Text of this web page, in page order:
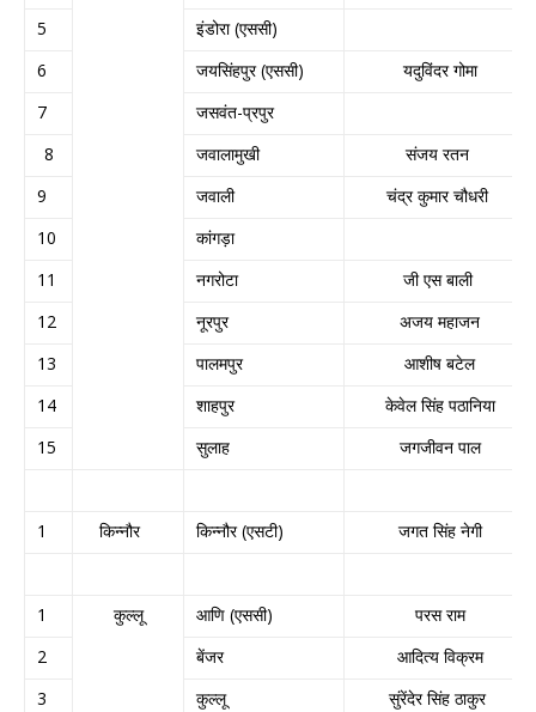
5
इंडोरा (एससी)
6
जयसिंहपुर (एससी)
यदुविंदर गोमा
7
जसवंत-प्रपुर
8
जवालामुखी
संजय रतन
9
जवाली
चंद्र कुमार चौधरी
10
कांगड़ा
11
नगरोटा
जी एस बाली
12
नूरपुर
अजय महाजन
13
पालमपुर
आशीष बटेल
14
शाहपुर
केवेल सिंह पठानिया
15
सुलाह जगजीवन पाल
1 किन्नौर किन्नौर (एसटी) जगत सिंह नेगी
1 कुल्लू आणि (एससी)
परस राम
2
बेंजर
आदित्य विक्रम
3
कुल्लू
सुंरेंदेर सिंह ठाकुर